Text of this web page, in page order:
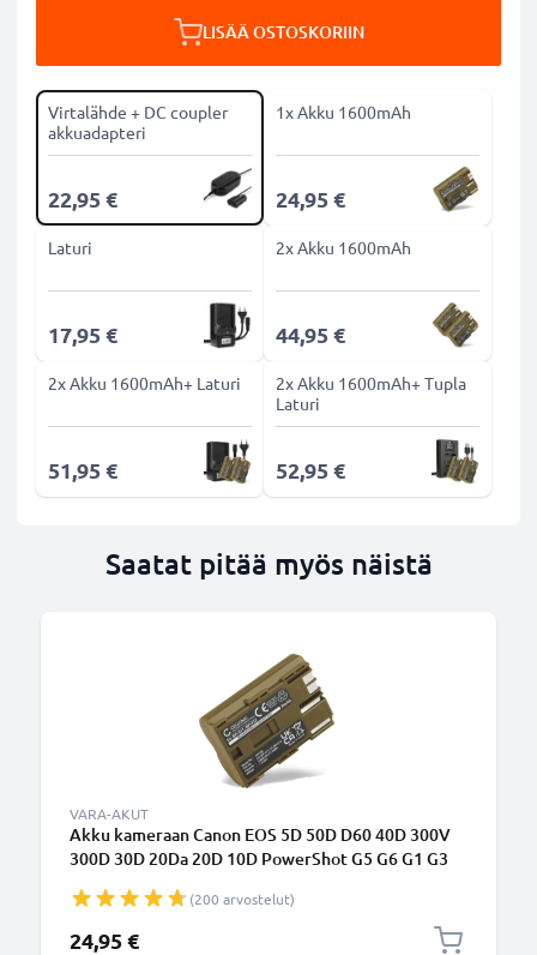
LISÄÄ OSTOSKORIIN
Virtalähde + DC coupler
akkuadapteri
22,95 €
1x Akku 1600mAh
24,95 €
Laturi
17,95 €
2x Akku 1600mAh
44,95 €
2x Akku 1600mAh+ Laturi
51,95 €
2x Akku 1600mAh+ Tupla
Laturi
52,95 €
Saatat pitää myös näistä
VARA-AKUT
Akku kameraan Canon EOS 5D 50D D60 40D 300V
300D 30D 20Da 20D 10D PowerShot G5 G6 G1 G3
(1600mAh, 7.4V) tuotemerkiltä CELLONIC
(200 arvostelut)
24,95 €